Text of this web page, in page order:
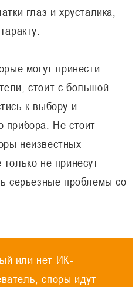
глаз и хрусталика,
могут принести
стоит с большой
к выбору и
прибора. Не стоит
неизвестных
не принесут
серьезные проблемы со
или нет ИК-
споры идут